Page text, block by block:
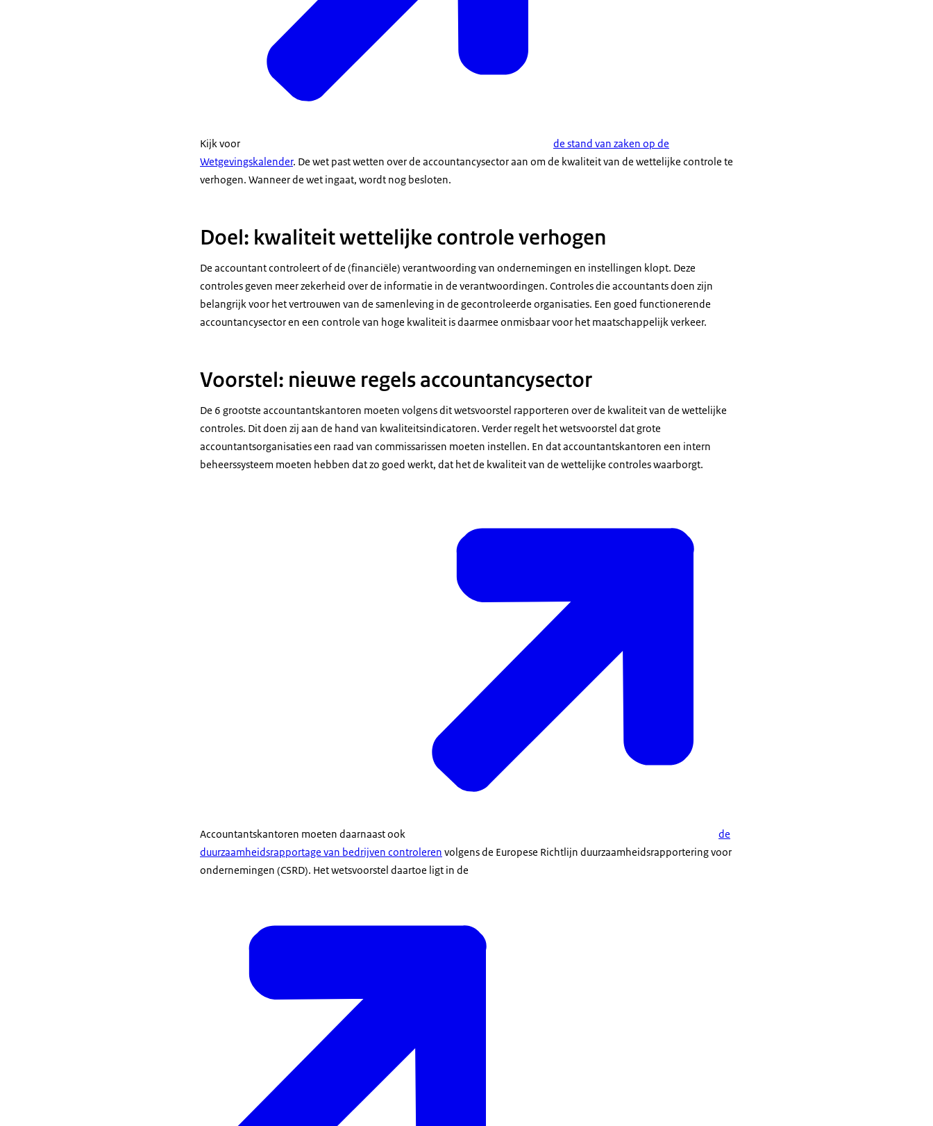
Kijk voor
de stand van zaken op de
Wetgevingskalender. De wet past wetten over de accountancysector aan om de kwaliteit van de wettelijke controle te
verhogen. Wanneer de wet ingaat, wordt nog besloten.
Doel: kwaliteit wettelijke controle verhogen
De accountant controleert of de (financiële) verantwoording van ondernemingen en instellingen klopt. Deze
controles geven meer zekerheid over de informatie in de verantwoordingen. Controles die accountants doen zijn
belangrijk voor het vertrouwen van de samenleving in de gecontroleerde organisaties. Een goed functionerende
accountancysector en een controle van hoge kwaliteit is daarmee onmisbaar voor het maatschappelijk verkeer.
Voorstel: nieuwe regels accountancysector
De 6 grootste accountantskantoren moeten volgens dit wetsvoorstel rapporteren over de kwaliteit van de wettelijke
controles. Dit doen zij aan de hand van kwaliteitsindicatoren. Verder regelt het wetsvoorstel dat grote
accountantsorganisaties een raad van commissarissen moeten instellen. En dat accountantskantoren een intern
beheerssysteem moeten hebben dat zo goed werkt, dat het de kwaliteit van de wettelijke controles waarborgt.
Accountantskantoren moeten daarnaast ook
de
duurzaamheidsrapportage van bedrijven controleren volgens de Europese Richtlijn duurzaamheidsrapportering voor
ondernemingen (CSRD). Het wetsvoorstel daartoe ligt in de